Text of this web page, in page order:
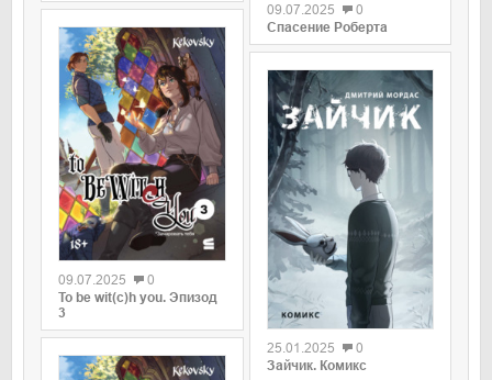
0
09.07.2025
0
To be wit(c)h you. Эпизод
3
09.07.2025
0
Спасение Роберта
0
25.01.2025
0
Зайчик. Комикс